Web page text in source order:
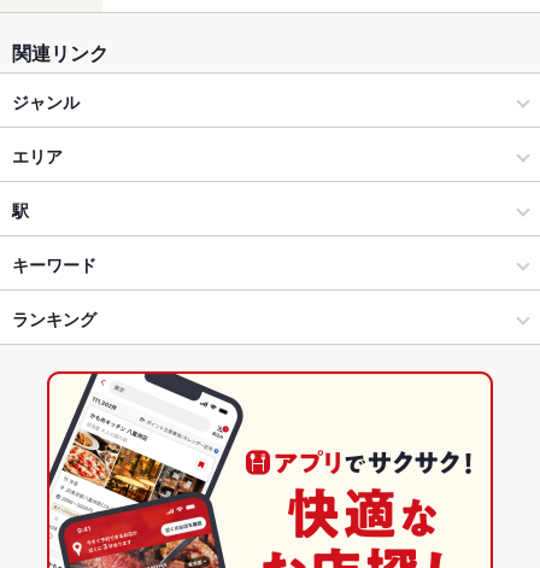
関連リンク
ジャンル
和食
和食全般
姫路 × 和食
姫路 × 和食全般
野里駅 × 和食
野里駅 × 和食全般
居酒屋
エリア
京口・野里・砥堀
京口・野里・砥堀 × 和食
京口・野里・砥堀 × 和食全般
京口・野里・砥堀 × 居酒屋
京口・野里・砥堀 × 和風
兵庫 × 和食
駅
野里駅
キーワード
からあげ
ランキング
兵庫のグルメランキング
兵庫の和食ランキング
姫路のグルメランキング
姫路の和食ランキング